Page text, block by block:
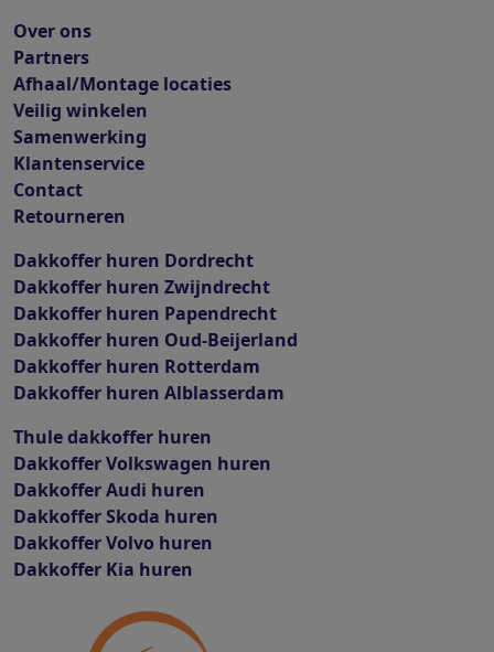
Over ons
Partners
Afhaal/Montage locaties
Veilig winkelen
Samenwerking
Klantenservice
Contact
Retourneren
Dakkoffer huren Dordrecht
Dakkoffer huren Zwijndrecht
Dakkoffer huren Papendrecht
Dakkoffer huren Oud-Beijerland
Dakkoffer huren Rotterdam
Dakkoffer huren Alblasserdam
Thule dakkoffer huren
Dakkoffer Volkswagen huren
Dakkoffer Audi huren
Dakkoffer Skoda huren
Dakkoffer Volvo huren
Dakkoffer Kia huren